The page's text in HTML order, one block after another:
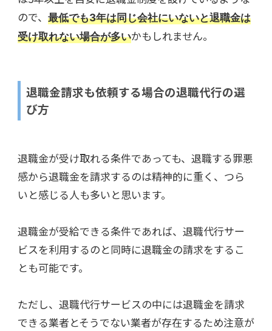
ので、 最低でも3年は同じ会社にいないと退職金は
受け取れない場合が多いかもしれません。
退職金請求も依頼する場合の退職代行の選
び方
退職金が受け取れる条件であっても、退職する罪悪
感から退職金を請求するのは精神的に重く、つら
いと感じる人も多いと思います。
退職金が受給できる条件であれば、退職代行サー
ビスを利用するのと同時に退職金の請求をするこ
とも可能です。
ただし、退職代行サービスの中には退職金を請求
できる業者とそうでない業者が存在するため注意が